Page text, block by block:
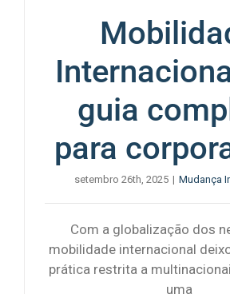
guia
para
setembro 26th, 2025 | Mudança
Com a globalização dos
mobilidade internacional
prática restrita a
uma